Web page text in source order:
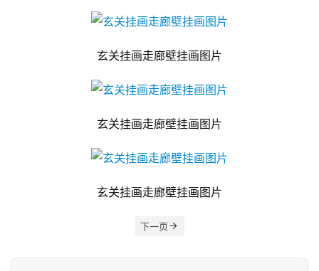
玄关挂画走廊壁挂画图片
玄关挂画走廊壁挂画图片
玄关挂画走廊壁挂画图片
下一页